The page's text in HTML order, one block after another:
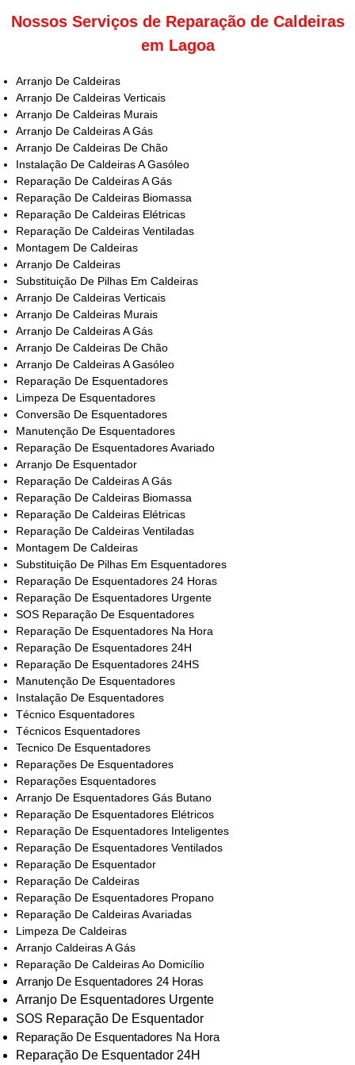
Nossos Serviços de Reparação de Caldeiras
em Lagoa
Arranjo De Caldeiras
Arranjo De Caldeiras Verticais
Arranjo De Caldeiras Murais
Arranjo De Caldeiras A Gás
Arranjo De Caldeiras De Chão
Instalação De Caldeiras A Gasóleo
Reparação De Caldeiras A Gás
Reparação De Caldeiras Biomassa
Reparação De Caldeiras Elétricas
Reparação De Caldeiras Ventiladas
Montagem De Caldeiras
Arranjo De Caldeiras
Substituição De Pilhas Em Caldeiras
Arranjo De Caldeiras Verticais
Arranjo De Caldeiras Murais
Arranjo De Caldeiras A Gás
Arranjo De Caldeiras De Chão
Arranjo De Caldeiras A Gasóleo
Reparação De Esquentadores
Limpeza De Esquentadores
Conversão De Esquentadores
Manutenção De Esquentadores
Reparação De Esquentadores Avariado
Arranjo De Esquentador
Reparação De Caldeiras A Gás
Reparação De Caldeiras Biomassa
Reparação De Caldeiras Elétricas
Reparação De Caldeiras Ventiladas
Montagem De Caldeiras
Substituição De Pilhas Em Esquentadores
Reparação De Esquentadores 24 Horas
Reparação De Esquentadores Urgente
SOS Reparação De Esquentadores
Reparação De Esquentadores Na Hora
Reparação De Esquentadores 24H
Reparação De Esquentadores 24HS
Manutenção De Esquentadores
Instalação De Esquentadores
Técnico Esquentadores
Técnicos Esquentadores
Tecnico De Esquentadores
Reparações De Esquentadores
Reparações Esquentadores
Arranjo De Esquentadores Gás Butano
Reparação De Esquentadores Elétricos
Reparação De Esquentadores Inteligentes
Reparação De Esquentadores Ventilados
Reparação De Esquentador
Reparação De Caldeiras
Reparação De Esquentadores Propano
Reparação De Caldeiras Avariadas
Limpeza De Caldeiras
Arranjo Caldeiras A Gás
Reparação De Caldeiras Ao Domicílio
Arranjo De Esquentadores 24 Horas
Arranjo De Esquentadores Urgente
SOS Reparação De Esquentador
Reparação De Esquentadores Na Hora
Reparação De Esquentador 24H